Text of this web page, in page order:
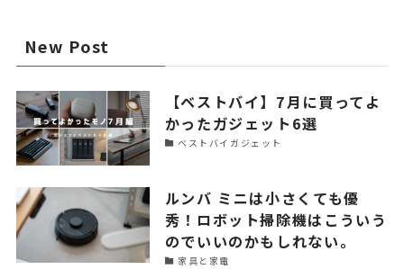
New Post
【ベストバイ】7月に買ってよ
かったガジェット6選
ベストバイガジェット
ルンバ ミニは小さくても優
秀！ロボット掃除機はこういう
のでいいのかもしれない。
家具と家電